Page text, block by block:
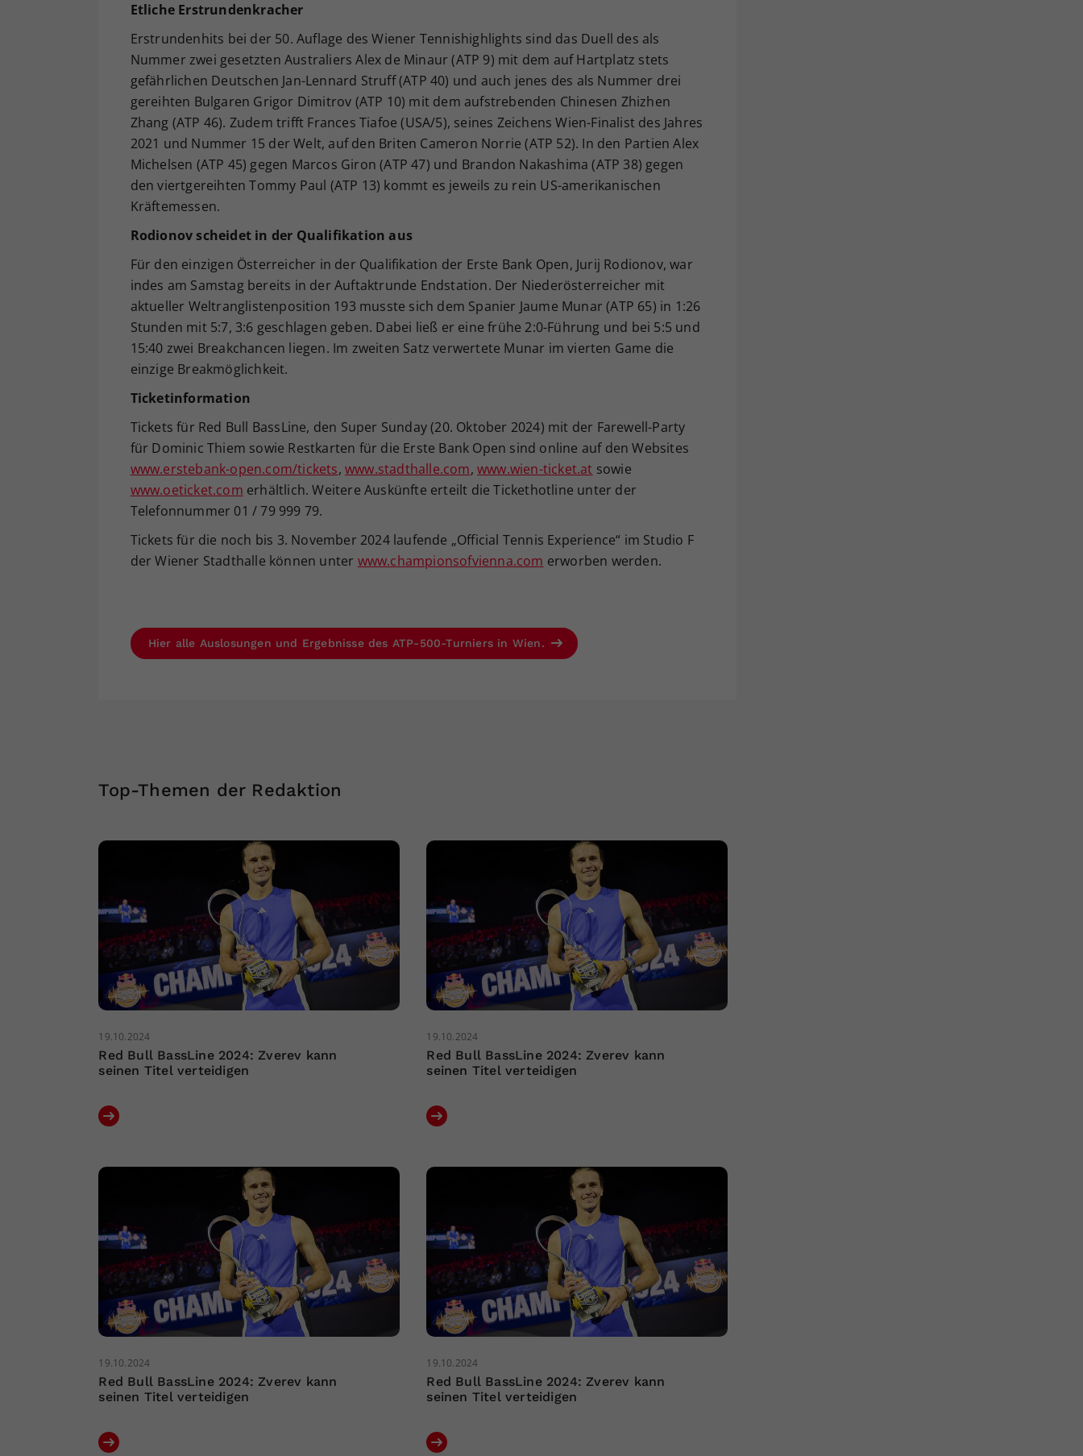
Etliche Erstrundenkracher
Erstrundenhits bei der 50. Auflage des Wiener Tennishighlights sind das Duell des als
Nummer zwei gesetzten Australiers Alex de Minaur (ATP 9) mit dem auf Hartplatz stets
gefährlichen Deutschen Jan-Lennard Struff (ATP 40) und auch jenes des als Nummer drei
gereihten Bulgaren Grigor Dimitrov (ATP 10) mit dem aufstrebenden Chinesen Zhizhen
Zhang (ATP 46). Zudem trifft Frances Tiafoe (USA/5), seines Zeichens Wien-Finalist des Jahres
2021 und Nummer 15 der Welt, auf den Briten Cameron Norrie (ATP 52). In den Partien Alex
Michelsen (ATP 45) gegen Marcos Giron (ATP 47) und Brandon Nakashima (ATP 38) gegen
den viertgereihten Tommy Paul (ATP 13) kommt es jeweils zu rein US-amerikanischen
Kräftemessen.
Rodionov scheidet in der Qualifikation aus
Für den einzigen Österreicher in der Qualifikation der Erste Bank Open, Jurij Rodionov, war
indes am Samstag bereits in der Auftaktrunde Endstation. Der Niederösterreicher mit
aktueller Weltranglistenposition 193 musste sich dem Spanier Jaume Munar (ATP 65) in 1:26
Stunden mit 5:7, 3:6 geschlagen geben. Dabei ließ er eine frühe 2:0-Führung und bei 5:5 und
15:40 zwei Breakchancen liegen. Im zweiten Satz verwertete Munar im vierten Game die
einzige Breakmöglichkeit.
Ticketinformation
Tickets für Red Bull BassLine, den Super Sunday (20. Oktober 2024) mit der Farewell-Party
für Dominic Thiem sowie Restkarten für die Erste Bank Open sind online auf den Websites
www.erstebank-open.com/tickets, www.stadthalle.com,www.wien-ticket.at sowie
www.oeticket.com erhältlich. Weitere Auskünfte erteilt die Tickethotline unter der
Telefonnummer 01 / 79 999 79.
Tickets für die noch bis 3. November 2024 laufende „Official Tennis Experience“ im Studio F
der Wiener Stadthalle können unter www.championsofvienna.com erworben werden.
Hier alle Auslosungen und Ergebnisse des ATP-500-Turniers in Wien.
Top-Themen der Redaktion
19.10.2024
Red Bull BassLine 2024: Zverev kann
seinen Titel verteidigen
19.10.2024
Red Bull BassLine 2024: Zverev kann
seinen Titel verteidigen
19.10.2024
Red Bull BassLine 2024: Zverev kann
seinen Titel verteidigen
19.10.2024
Red Bull BassLine 2024: Zverev kann
seinen Titel verteidigen